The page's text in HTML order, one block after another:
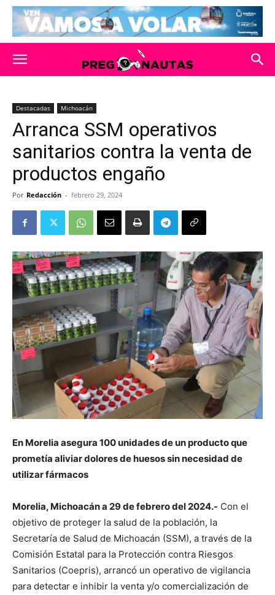
Destacadas Michoacán
Arranca SSM operativos
sanitarios contra la venta de
productos engaño
Por Redacción - febrero 29, 2024
En Morelia asegura 100 unidades de un producto que
prometía aliviar dolores de huesos sin necesidad de
utilizar fármacos
Morelia, Michoacán a 29 de febrero del 2024.- Con el
objetivo de proteger la salud de la población, la
Secretaría de Salud de Michoacán (SSM), a través de la
Comisión Estatal para la Protección contra Riesgos
Sanitarios (Coepris), arrancó un operativo de vigilancia
para detectar e inhibir la venta y/o comercialización de